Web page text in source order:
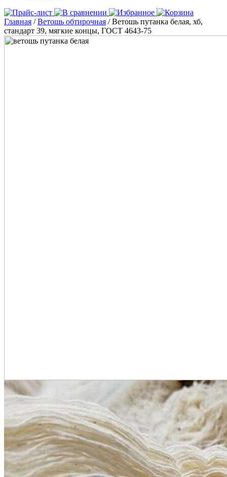
Главная /Ветошь обтирочная / Ветошь путанка белая, хб,
стандарт 39, мягкие концы, ГОСТ 4643-75